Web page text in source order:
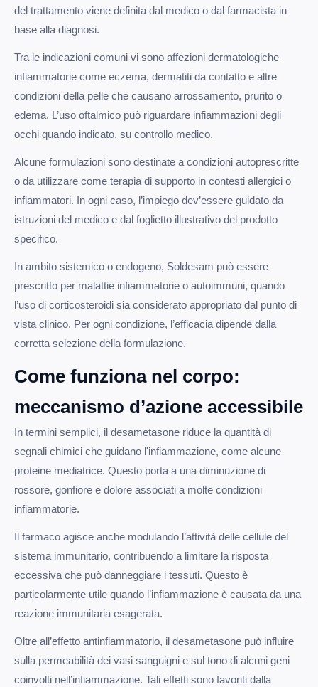
del trattamento viene definita dal medico o dal farmacista in
base alla diagnosi.
Tra le indicazioni comuni vi sono affezioni dermatologiche
infiammatorie come eczema, dermatiti da contatto e altre
condizioni della pelle che causano arrossamento, prurito o
edema. L’uso oftalmico può riguardare infiammazioni degli
occhi quando indicato, su controllo medico.
Alcune formulazioni sono destinate a condizioni autoprescritte
o da utilizzare come terapia di supporto in contesti allergici o
infiammatori. In ogni caso, l’impiego dev’essere guidato da
istruzioni del medico e dal foglietto illustrativo del prodotto
specifico.
In ambito sistemico o endogeno, Soldesam può essere
prescritto per malattie infiammatorie o autoimmuni, quando
l’uso di corticosteroidi sia considerato appropriato dal punto di
vista clinico. Per ogni condizione, l’efficacia dipende dalla
corretta selezione della formulazione.
Come funziona nel corpo:
meccanismo d’azione accessibile
In termini semplici, il desametasone riduce la quantità di
segnali chimici che guidano l'infiammazione, come alcune
proteine mediatrice. Questo porta a una diminuzione di
rossore, gonfiore e dolore associati a molte condizioni
infiammatorie.
Il farmaco agisce anche modulando l’attività delle cellule del
sistema immunitario, contribuendo a limitare la risposta
eccessiva che può danneggiare i tessuti. Questo è
particolarmente utile quando l’infiammazione è causata da una
reazione immunitaria esagerata.
Oltre all’effetto antinfiammatorio, il desametasone può influire
sulla permeabilità dei vasi sanguigni e sul tono di alcuni geni
coinvolti nell’infiammazione. Tali effetti sono favoriti dalla